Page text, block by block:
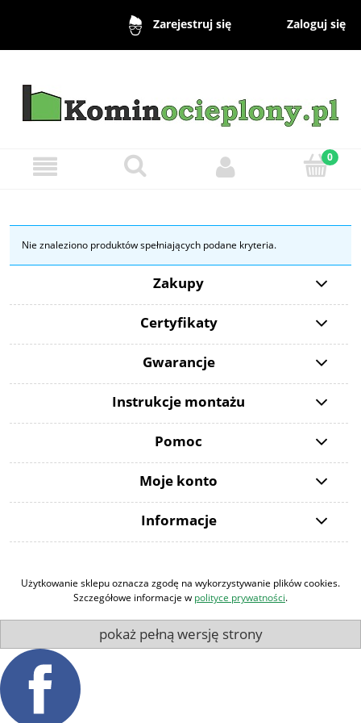
Zarejestruj się Zaloguj się
Nie znaleziono produktów spełniających podane kryteria.
Zakupy
Certyfikaty
Gwarancje
Instrukcje montażu
Pomoc
Moje konto
Informacje
Użytkowanie sklepu oznacza zgodę na wykorzystywanie plików cookies.
Szczegółowe informacje w polityce prywatności.
pokaż pełną wersję strony